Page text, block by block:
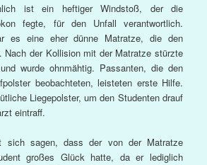
ist ein heftiger Windstoß, der die
fegte, für den Unfall verantwortlich.
es eine eher dünne Matratze, die den
Nach der Kollision mit der Matratze stürzte
wurde ohnmähtig. Passanten, die den
beobachteten, leisteten erste Hilfe.
Liegepolster, um den Studenten drauf
eintraff.
sich sagen, dass der von der Matratze
großes Glück hatte, da er lediglich